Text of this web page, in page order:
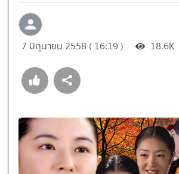
7 มิถุนายน 2558 ( 16:19 ) 18.6K